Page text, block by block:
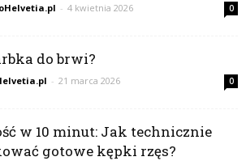
- 4 kwietnia 2026 0
do brwi?
- 21 marca 2026 0
w 10 minut: Jak technicznie
gotowe kępki rzęs?